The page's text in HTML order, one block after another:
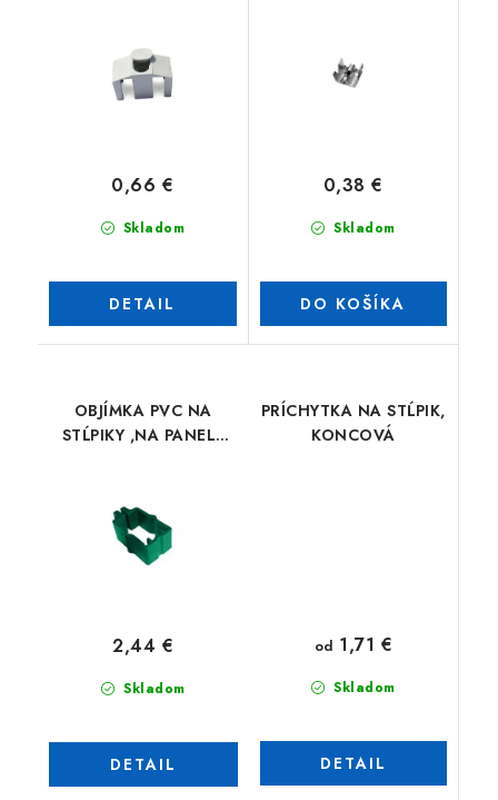
Skladom
0,66 €
DETAIL
Skladom
0,38 €
DO KOŠÍKA
OBJÍMKA PVC NA
STĹPIKY ,NA PANELY
Skladom
2,44 €
DETAIL
PRÍCHYTKA NA STĹPIK,
KONCOVÁ
Skladom
od 1,71 €
DETAIL